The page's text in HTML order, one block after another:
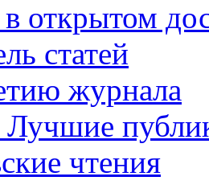
открытом
статей
журнала
чтения